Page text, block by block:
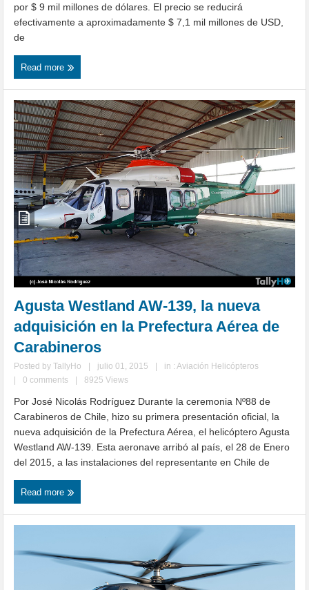
por $ 9 mil millones de dólares. El precio se reducirá
efectivamente a aproximadamente $ 7,1 mil millones de USD,
de
Read more
Agusta Westland AW-139, la nueva
adquisición en la Prefectura Aérea de
Carabineros
Posted byTallyHo julio 01, 2015 in :Aviación Helicópteros
0 comments 8925 Views
Por José Nicolás Rodríguez Durante la ceremonia Nº88 de
Carabineros de Chile, hizo su primera presentación oficial, la
nueva adquisición de la Prefectura Aérea, el helicóptero Agusta
Westland AW-139. Esta aeronave arribó al país, el 28 de Enero
del 2015, a las instalaciones del representante en Chile de
Read more